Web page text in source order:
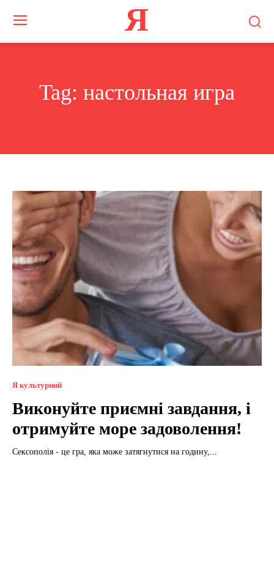
Я
Tag: настольная игра
Я культурний
Виконуйте приємні завдання, і
отримуйте море задоволення!
Сексополія - це гра, яка може затягнутися на годину,...